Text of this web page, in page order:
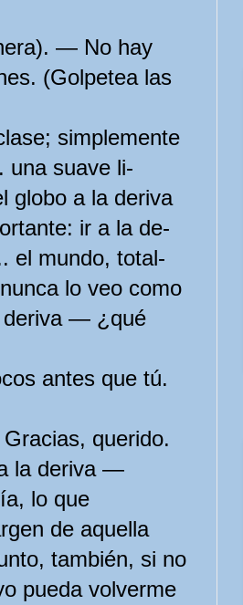
— No hay
(Golpetea las
simplemen­te
una suave li­
globo a la deriva
ir a la de­
el mundo, total­
lo veo como
deriva — ¿qué
antes que tú.
querido.
la deriva —
lo que
de aquella
también, si no
pueda volverme